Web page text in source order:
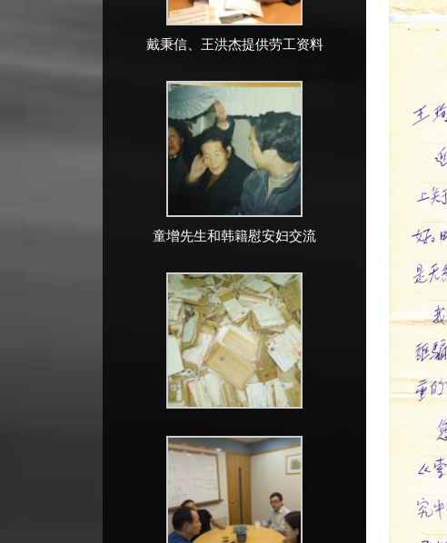
戴秉信、王洪杰提供劳工资料
童增先生和韩籍慰安妇交流